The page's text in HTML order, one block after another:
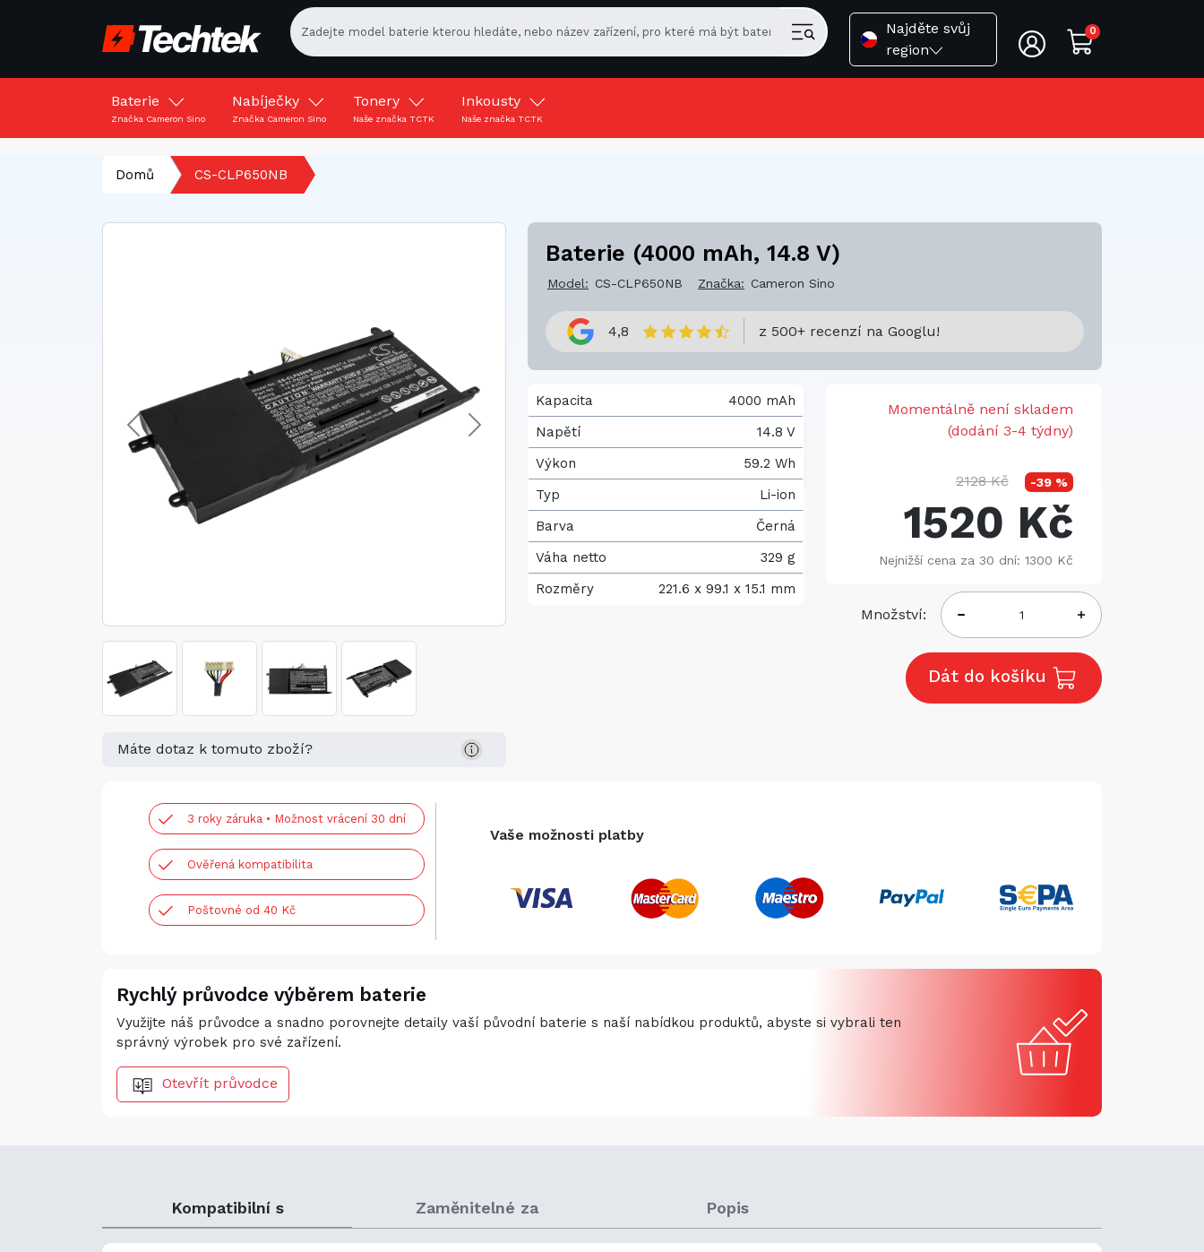
Najděte svůj
region
0
Baterie
Značka Cameron Sino
Nabíječky
Značka Cameron Sino
Tonery
Naše značka TCTK
Inkousty
Naše značka TCTK
Domů CS-CLP650NB
Máte dotaz k tomuto zboží?
Baterie (4000 mAh, 14.8 V)
Model: CS-CLP650NB Značka: Cameron Sino
4,8 z 500+ recenzí na Googlu!
Kapacita
4000 mAh
Napětí
14.8 V
Výkon
59.2 Wh
Typ
Li-ion
Barva
Černá
Váha netto
329 g
Rozměry
221.6 x 99.1 x 15.1 mm
Momentálně není skladem
(dodání 3-4 týdny)
2128 Kč -39 %
1520 Kč
Nejnižší cena za 30 dní: 1300 Kč
Množství:
Dát do košíku
3 roky záruka • Možnost vrácení 30 dní
Ověřená kompatibilita
Poštovné od 40 Kč
Vaše možnosti platby
Rychlý průvodce výběrem baterie
Využijte náš průvodce a snadno porovnejte detaily vaší původní baterie s naší nabídkou produktů, abyste si vybrali ten
správný výrobek pro své zařízení.
Otevřít průvodce
Kompatibilní s Zaměnitelné za Popis